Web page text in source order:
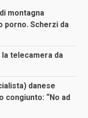
montagna
porno. Scherzi da
telecamera da
danese
congiunto: “No ad